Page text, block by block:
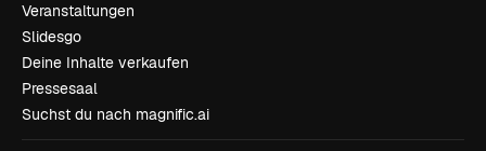
Veranstaltungen
Slidesgo
Deine Inhalte verkaufen
Pressesaal
Suchst du nach magnific.ai